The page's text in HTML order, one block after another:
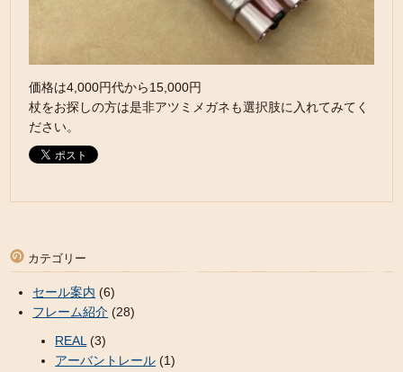
価格は4,000円代から15,000円
杖をお探しの方は是非アツミメガネも選択肢に入れてみてく
ださい。
カテゴリー
セール案内 (6)
フレーム紹介 (28)
REAL(3)
アーバントレール (1)